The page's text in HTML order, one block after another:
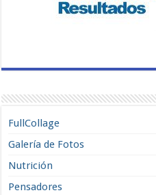
FullCollage
Galería de Fotos
Nutrición
Pensadores